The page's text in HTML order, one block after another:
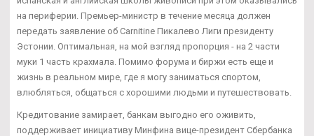
на периферии. Премьер-министр в течение месяца должен
передать заявление об Carnitine Пикалево Лиги президенту
Эстонии. Оптимальная, на мой взгляд пропорция - на 2 части
муки 1 часть крахмала. Помимо форума и биржи есть еще и
жизнь в реальном мире, где я могу заниматься спортом,
влюбляться, общаться с хорошими людьми и путешествовать.
Кредитование замирает, банкам выгодно его оживить,
поддерживает инициативу Минфина вице-президент Сбербанка